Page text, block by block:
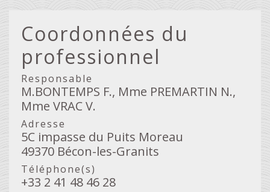
Coordonnées du
professionnel
Responsable
M.BONTEMPS F., Mme PREMARTIN N.,
Mme VRAC V.
Adresse
5C impasse du Puits Moreau
49370 Bécon-les-Granits
Téléphone(s)
+33 2 41 48 46 28